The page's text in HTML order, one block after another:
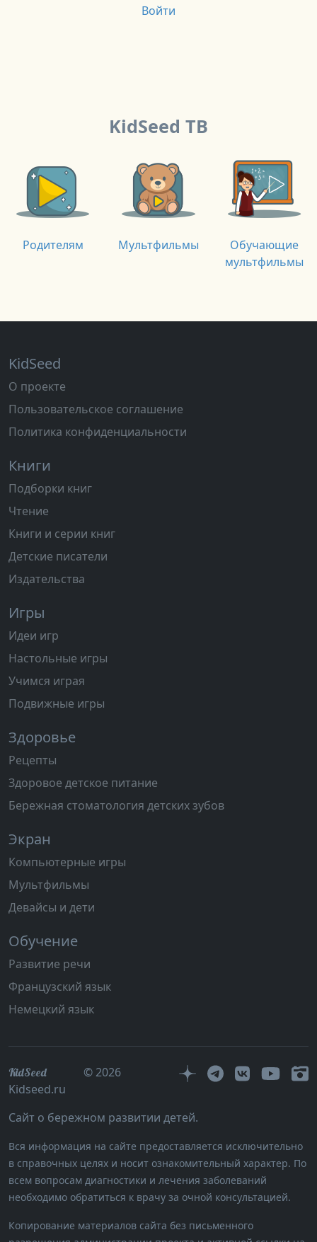
Войти
KidSeed ТВ
Родителям Мультфильмы
Обучающие
мультфильмы
KidSeed
О проекте
Пользовательское соглашение
Политика конфиденциальности
Книги
Подборки книг
Чтение
Книги и серии книг
Детские писатели
Издательства
Игры
Идеи игр
Настольные игры
Учимся играя
Подвижные игры
Здоровье
Рецепты
Здоровое детское питание
Бережная стоматология детских зубов
Экран
Компьютерные игры
Мультфильмы
Девайсы и дети
Обучение
Развитие речи
Французский язык
Немецкий язык
KidSeed
© 2026
Kidseed.ru
Сайт о бережном развитии детей.
Вся информация на сайте предоставляется исключительно
в справочных целях и носит ознакомительный характер. По
всем вопросам диагностики и лечения заболеваний
необходимо обратиться к врачу за очной консультацией.
Копирование материалов сайта без письменного